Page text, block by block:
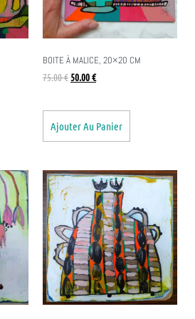
BOITE À MALICE, 20×20 CM
75.00€ 50.00€
Ajouter Au Panier